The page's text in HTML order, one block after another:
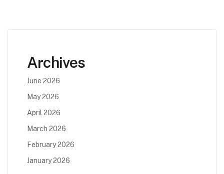
Archives
June 2026
May 2026
April 2026
March 2026
February 2026
January 2026